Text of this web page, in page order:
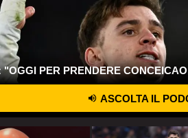
"OGGI PER PRENDERE
ASCOLTA IL